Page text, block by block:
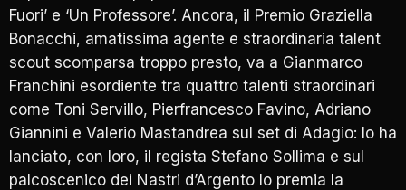
Fuori’ e ‘Un Professore’. Ancora, il Premio Graziella
Bonacchi, amatissima agente e straordinaria talent
scout scomparsa troppo presto, va a Gianmarco
Franchini esordiente tra quattro talenti straordinari
come Toni Servillo, Pierfrancesco Favino, Adriano
Giannini e Valerio Mastandrea sul set di Adagio: lo ha
lanciato, con loro, il regista Stefano Sollima e sul
palcoscenico dei Nastri d’Argento lo premia la